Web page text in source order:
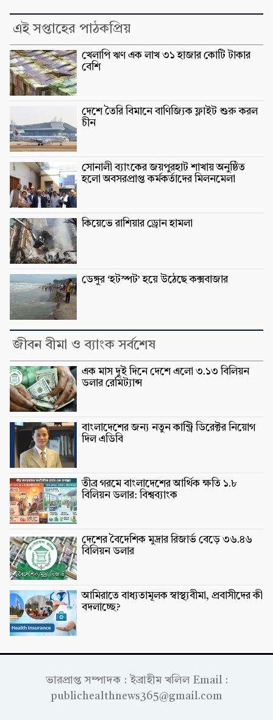
এই সপ্তাহের পাঠকপ্রিয়
খেলাপি ঋণ এক লাখ ৩১ হাজার কোটি টাকার
বেশি
দেশে তৈরি বিমানে বাণিজ্যিক ফ্লাইট শুরু করল
চীন
সোনালী ব্যাংকের জয়পুরহাট শাখায় অনুষ্ঠিত
হলো অবসরপ্রাপ্ত কর্মকর্তাদের মিলনমেলা
কিয়েভে রাশিয়ার ড্রোন হামলা
ডেঙ্গুর ‘হটস্পট’ হয়ে উঠেছে কক্সবাজার
জীবন বীমা ও ব্যাংক সর্বশেষ
এক মাস দুই দিনে দেশে এলো ৩.১৩ বিলিয়ন
ডলার রেমিট্যান্স
বাংলাদেশের জন্য নতুন কান্ট্রি ডিরেক্টর নিয়োগ
দিল এডিবি
তীব্র গরমে বাংলাদেশের আর্থিক ক্ষতি ১.৮
বিলিয়ন ডলার: বিশ্বব্যাংক
দেশের বৈদেশিক মুদ্রার রিজার্ভ বেড়ে ৩৬.৪৬
বিলিয়ন ডলার
আমিরাতে বাধ্যতামূলক স্বাস্থ্যবীমা, প্রবাসীদের কী
বদলাচ্ছে?
ভারপ্রাপ্ত সম্পাদক : ইব্রাহীম খলিল Email :
publichealthnews365@gmail.com